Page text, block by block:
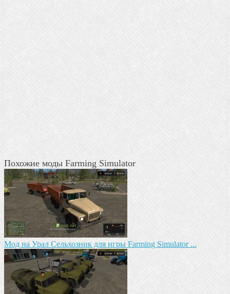
Похожие моды Farming Simulator
Мод на Урал Сельхозник для игры Farming Simulator ...